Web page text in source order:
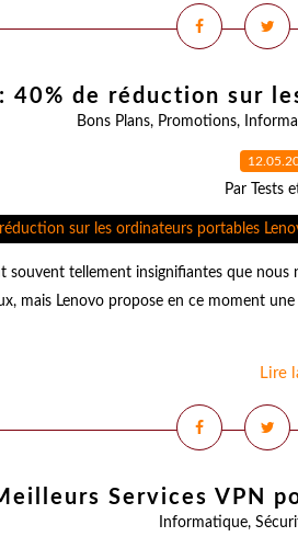
: 40% de réduction sur
Bons Plans, Promotions,
Par Tests
souvent tellement insignifiantes que nous
mais Lenovo propose en ce moment
Lire
Services VPN
Informatique,